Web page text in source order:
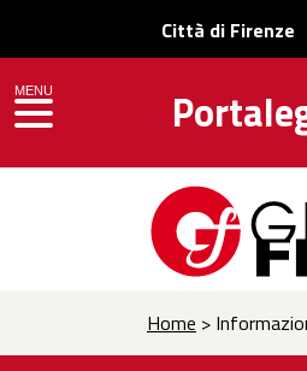
Città di Firenze
MENU
toggle navigation
Home >